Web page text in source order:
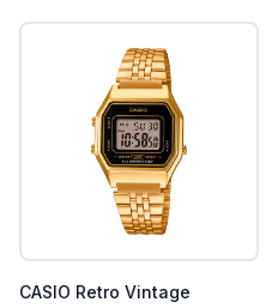
CASIO Retro Vintage